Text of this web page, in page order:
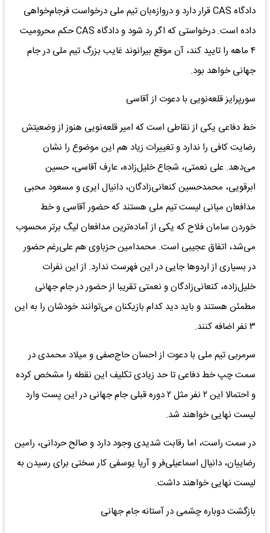
دادگاه CAS قرار دارد و دروازه‌بان تیم ملی درخواست فرجام‌خواهی
داده است. درخواستی که اگر رد شود و دادگاه CAS حکم محرومیت
۴ ماهه را تایید کند، آن موقع بیرانوند غایب بزرگ تیم ملی در جام
جهانی خواهد بود.
سورپرایز قلعه‌نویی با دعوت از آقاسی
خط دفاعی یکی از نقاطی است که امیر قلعه‌نویی هنوز از وضعیتش
رضایت کافی را ندارد و تغییرات زیاد هم این موضوع را نشان
می‌دهد. علی نعمتی، شجاع خلیل‌زاده، عارف آقاسی، حسین
ابرقویی، محمدحسین کنعانی‌زادگان، دانیال ایری و مسعود محبی
مدافعان میانی لیست تیم ملی هستند که حضور آقاسی و خط
خوردن سامان فلاح که یکی از آماده‌ترین مدافعان لیگ برتر محسوب
می‌شد، اتفاق عجیبی است. محمدامین حزباوی هم علی‌رغم حضور
در بسیاری از اردو‌ها جایی در این فهرست ندارد. از این نفرات
خلیل‌زاده، کنعانی‌زادگان و نعمتی تقریبا از حضور در جام جهانی
مطمئن هستند و باید دید کدام بازیکنان می‌توانند خودشان را به این
۳ نفر اضافه کنند.
سرمربی تیم ملی با دعوت از احسان حاج‌صفی و میلاد محمدی در
سمت چپ خط دفاعی تا حد زیادی تکلیف این نقطه را مشخص کرده
و احتمالا این ۲ نفر مثل ۲ دوره قبلی جام جهانی در این پست وارد
لیست نهایی خواهند شد.
در سمت راست، اما رقابت شدیدی وجود دارد و صالح حردانی، رامین
رضاییان، دانیال اسماعیلی‌فر و آریا یوسفی کار سختی برای رسیدن به
لیست نهایی خواهند داشت.
بازگشت دوباره چشمی در آستانه جام جهانی